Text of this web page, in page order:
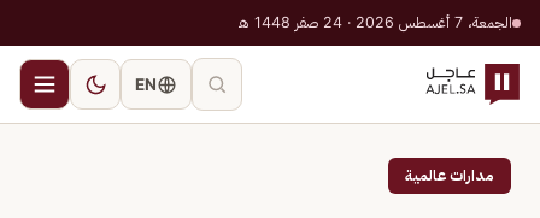
الجمعة، 7 أغسطس 2026 · 24 صفر 1448 هـ
EN
مدارات عالمية